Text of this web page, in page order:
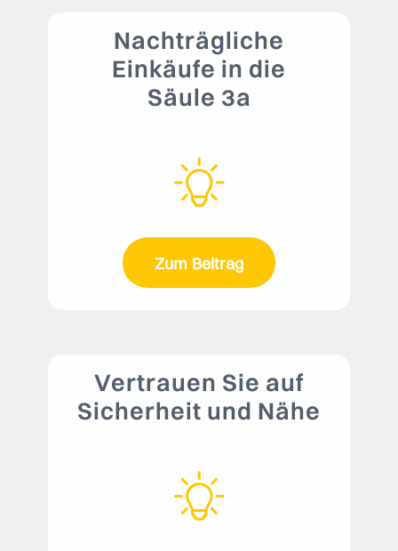
Nachträgliche
Einkäufe in die
Säule 3a
Zum Beitrag
Vertrauen Sie auf
Sicherheit und Nähe